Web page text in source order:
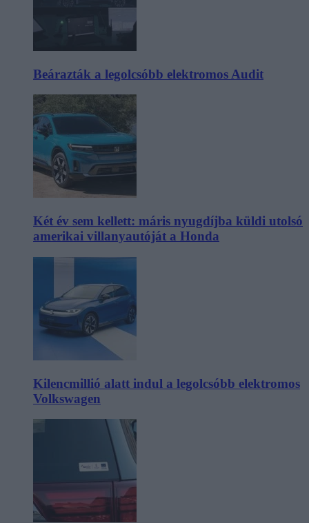
Beárazták a legolcsóbb elektromos Audit
Két év sem kellett: máris nyugdíjba küldi utolsó
amerikai villanyautóját a Honda
Kilencmillió alatt indul a legolcsóbb elektromos
Volkswagen